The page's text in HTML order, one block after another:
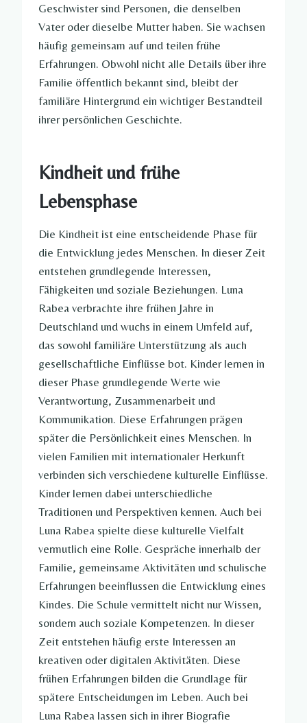
Geschwister sind Personen, die denselben
Vater oder dieselbe Mutter haben. Sie wachsen
häufig gemeinsam auf und teilen frühe
Erfahrungen. Obwohl nicht alle Details über ihre
Familie öffentlich bekannt sind, bleibt der
familiäre Hintergrund ein wichtiger Bestandteil
ihrer persönlichen Geschichte.
Kindheit und frühe
Lebensphase
Die Kindheit ist eine entscheidende Phase für
die Entwicklung jedes Menschen. In dieser Zeit
entstehen grundlegende Interessen,
Fähigkeiten und soziale Beziehungen. Luna
Rabea verbrachte ihre frühen Jahre in
Deutschland und wuchs in einem Umfeld auf,
das sowohl familiäre Unterstützung als auch
gesellschaftliche Einflüsse bot. Kinder lernen in
dieser Phase grundlegende Werte wie
Verantwortung, Zusammenarbeit und
Kommunikation. Diese Erfahrungen prägen
später die Persönlichkeit eines Menschen. In
vielen Familien mit internationaler Herkunft
verbinden sich verschiedene kulturelle Einflüsse.
Kinder lernen dabei unterschiedliche
Traditionen und Perspektiven kennen. Auch bei
Luna Rabea spielte diese kulturelle Vielfalt
vermutlich eine Rolle. Gespräche innerhalb der
Familie, gemeinsame Aktivitäten und schulische
Erfahrungen beeinflussen die Entwicklung eines
Kindes. Die Schule vermittelt nicht nur Wissen,
sondern auch soziale Kompetenzen. In dieser
Zeit entstehen häufig erste Interessen an
kreativen oder digitalen Aktivitäten. Diese
frühen Erfahrungen bilden die Grundlage für
spätere Entscheidungen im Leben. Auch bei
Luna Rabea lassen sich in ihrer Biografie